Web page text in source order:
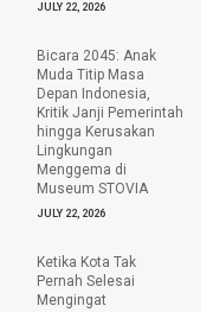
JULY 22, 2026
Bicara 2045: Anak
Muda Titip Masa
Depan Indonesia,
Kritik Janji Pemerintah
hingga Kerusakan
Lingkungan
Menggema di
Museum STOVIA
JULY 22, 2026
Ketika Kota Tak
Pernah Selesai
Mengingat